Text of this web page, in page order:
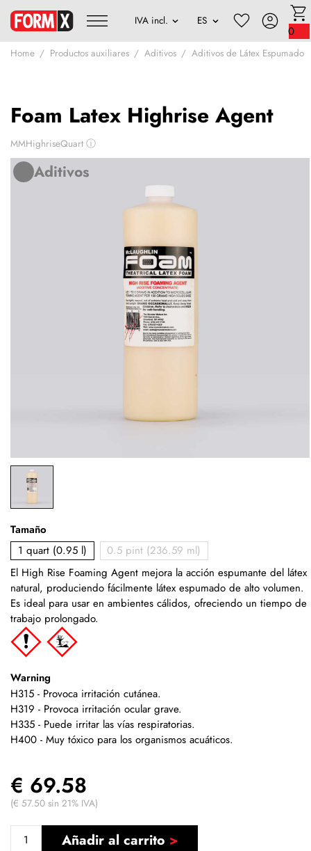
0
Home Productos auxiliares Aditivos Aditivos de Látex Espumado
Foam Latex Highrise Agent
MMHighriseQuart ⓘ
Aditivos
Tamaño
1 quart (0.95 l)
0.5 pint (236.59 ml)
El High Rise Foaming Agent mejora la acción espumante del látex
natural, produciendo fácilmente látex espumado de alto volumen.
Es ideal para usar en ambientes cálidos, ofreciendo un tiempo de
trabajo prolongado.
Warning
H315 - Provoca irritación cutánea.
H319 - Provoca irritación ocular grave.
H335 - Puede irritar las vías respiratorias.
H400 - Muy tóxico para los organismos acuáticos.
€ 69.58
(€ 57.50 sin 21% IVA)
Añadir al carrito